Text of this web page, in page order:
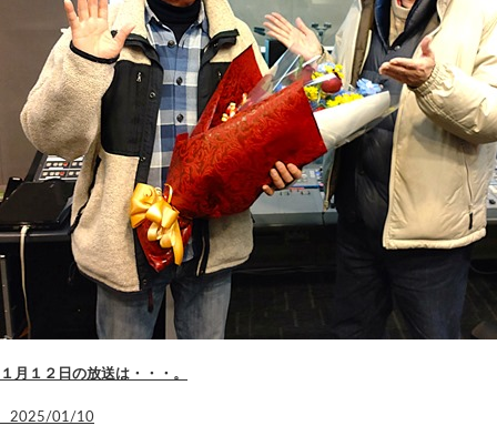
１月１２日の放送は・・・。
2025/01/10